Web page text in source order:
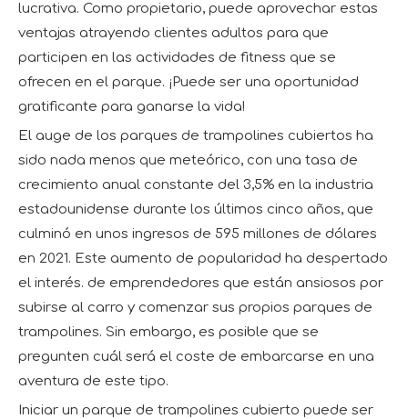
lucrativa. Como propietario, puede aprovechar estas
ventajas atrayendo clientes adultos para que
participen en las actividades de fitness que se
ofrecen en el parque. ¡Puede ser una oportunidad
gratificante para ganarse la vida!
El auge de los parques de trampolines cubiertos ha
sido nada menos que meteórico, con una tasa de
crecimiento anual constante del 3,5% en la industria
estadounidense durante los últimos cinco años, que
culminó en unos ingresos de 595 millones de dólares
en 2021. Este aumento de popularidad ha despertado
el interés. de emprendedores que están ansiosos por
subirse al carro y comenzar sus propios parques de
trampolines. Sin embargo, es posible que se
pregunten cuál será el coste de embarcarse en una
aventura de este tipo.
Iniciar un parque de trampolines cubierto puede ser